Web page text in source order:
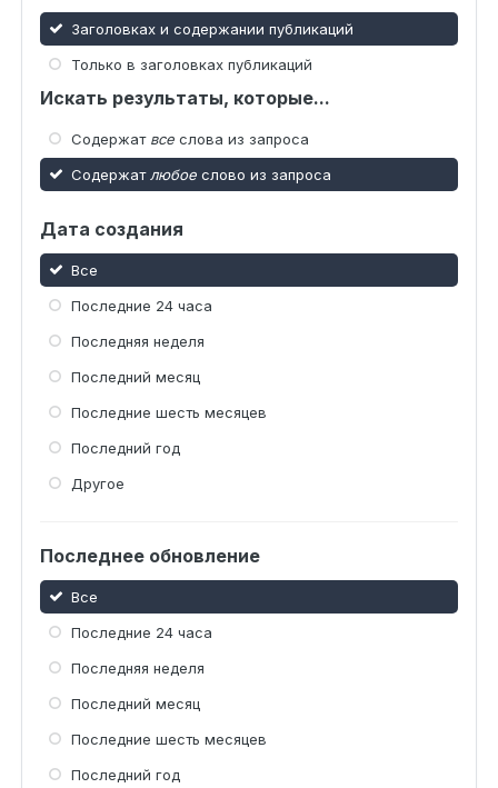
Заголовках и содержании публикаций
Только в заголовках публикаций
Искать результаты, которые...
Содержат все слова из запроса
Содержат любое слово из запроса
Дата создания
Все
Последние 24 часа
Последняя неделя
Последний месяц
Последние шесть месяцев
Последний год
Другое
Последнее обновление
Все
Последние 24 часа
Последняя неделя
Последний месяц
Последние шесть месяцев
Последний год